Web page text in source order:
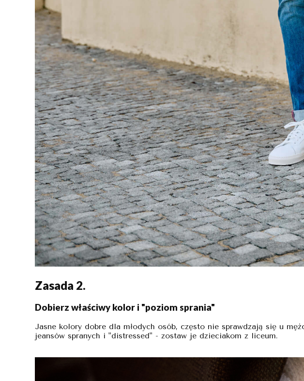
Zasada 2.
Dobierz właściwy kolor i "poziom sprania"
Jasne kolory dobre dla młodych osób, często nie sprawdzają się u
jeansów spranych i "distressed" - zostaw je dzieciakom z liceum.